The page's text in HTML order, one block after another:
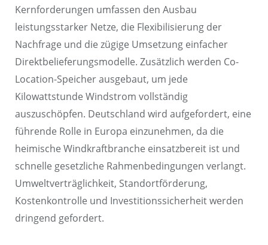
Kernforderungen umfassen den Ausbau
leistungsstarker Netze, die Flexibilisierung der
Nachfrage und die zügige Umsetzung einfacher
Direktbelieferungsmodelle. Zusätzlich werden Co-
Location-Speicher ausgebaut, um jede
Kilowattstunde Windstrom vollständig
auszuschöpfen. Deutschland wird aufgefordert, eine
führende Rolle in Europa einzunehmen, da die
heimische Windkraftbranche einsatzbereit ist und
schnelle gesetzliche Rahmenbedingungen verlangt.
Umweltverträglichkeit, Standortförderung,
Kostenkontrolle und Investitionssicherheit werden
dringend gefordert.